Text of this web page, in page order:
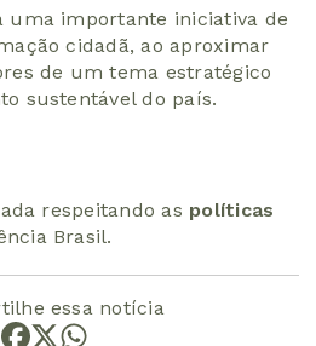
uma importante iniciativa de
cidadã, ao aproximar
de um tema estratégico
sustentável do país.
respeitando as políticas
Brasil.
essa notícia